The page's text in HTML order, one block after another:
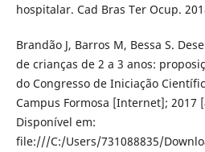
hospitalar. Cad Bras Ter Ocup.
Brandão J, Barros M, Bessa S.
de crianças de 2 a 3 anos:
do Congresso de Iniciação
Campus Formosa [Internet]; 2017
Disponível em:
file:///C:/Users/731088835/